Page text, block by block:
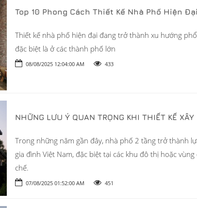
Top 10 Phong Cách Thiết Kế Nhà Phố Hiện Đại
Thiết kế nhà phố hiện đại đang trở thành xu hướng
đặc biệt là ở các thành phố lớn
08/08/2025 12:04:00 AM 433
NHỮNG LƯU Ý QUAN TRỌNG KHI THIẾT KẾ
Trong những năm gần đây, nhà phố 2 tầng trở thành
gia đình Việt Nam, đặc biệt tại các khu đô thị hoặc
chế.
07/08/2025 01:52:00 AM 451